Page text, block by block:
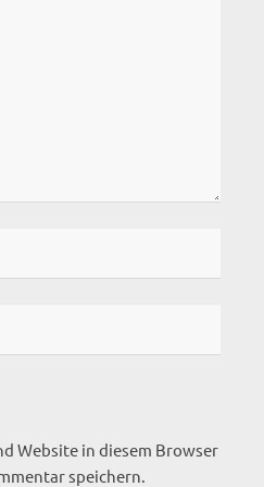
Website in diesem Browser
speichern.